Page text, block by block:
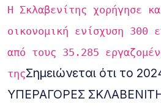
Η Σκλαβενίτης χορήγησε
οικονομική ενίσχυση 300
από τους 35.285
τηςΣημειώνεται ότι το
ΥΠΕΡΑΓΟΡΕΣ